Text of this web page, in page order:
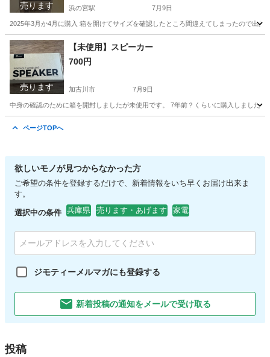
売ります 浜の宮駅 7月9日
2025年3月か4月に購入 箱を開けてサイズを確認したところ間違えてしまったので出
兵庫 加古川市 浜の宮駅 カーペット/マット/ラグ
売ります
【未使用】スピーカー
700円
加古川市 7月9日
中身の確認のために箱を開封しましたが未使用です。 7年前？くらいに購入しましたが
ページTOPへ
欲しいモノが見つからなかった方
ご希望の条件を登録するだけで、新着情報をいち早くお届け出来ま
す。
選択中の条件 兵庫県 売ります・あげます 家電
ジモティーメルマガにも登録する
新着投稿の通知をメールで受け取る
投稿